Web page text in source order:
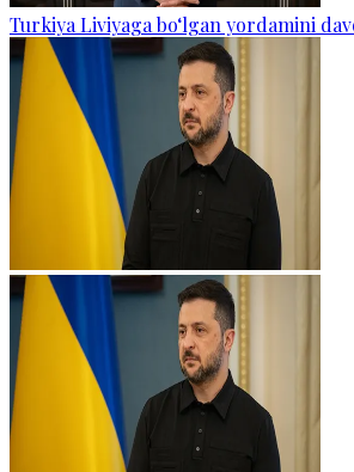
Turkiya Liviyaga bo‘lgan yordamini